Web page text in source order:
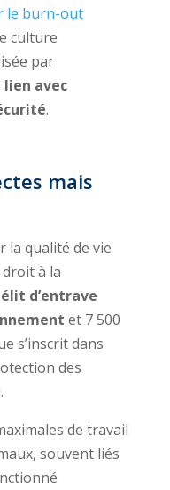
le burn-out
culture
par
avec
.
mais
la qualité de vie
à la
d’entrave
et 7 500
s’inscrit dans
des
de travail
souvent liés